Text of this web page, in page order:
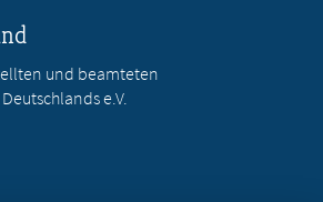
und beamteten
e.V.